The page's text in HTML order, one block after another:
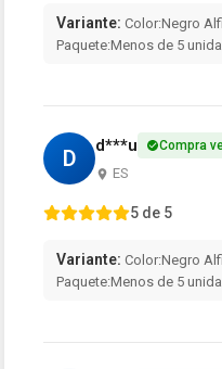
Variante: Color:Negro
Paquete:Menos de 5
D d***u Compra
ES
5 de 5
Variante: Color:Negro
Paquete:Menos de 5